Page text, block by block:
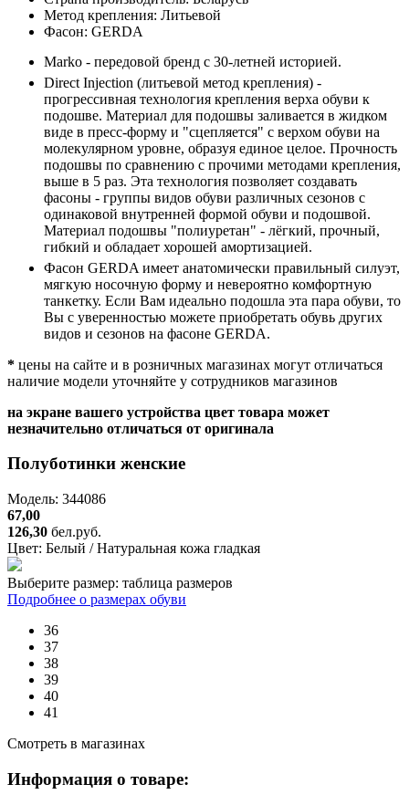
Метод крепления: Литьевой
Фасон: GERDA
Marko - передовой бренд с 30-летней историей.
Direct Injection (литьевой метод крепления) -
прогрессивная технология крепления верха обуви к
подошве. Материал для подошвы заливается в жидком
виде в пресс-форму и "сцепляется" с верхом обуви на
молекулярном уровне, образуя единое целое. Прочность
подошвы по сравнению с прочими методами крепления,
выше в 5 раз. Эта технология позволяет создавать
фасоны - группы видов обуви различных сезонов с
одинаковой внутренней формой обуви и подошвой.
Материал подошвы "полиуретан" - лёгкий, прочный,
гибкий и обладает хорошей амортизацией.
Фасон GERDA имеет анатомически правильный силуэт,
мягкую носочную форму и невероятно комфортную
танкетку. Если Вам идеально подошла эта пара обуви, то
Вы с уверенностью можете приобретать обувь других
видов и сезонов на фасоне GERDA.
* цены на сайте и в розничных магазинах могут отличаться
наличие модели уточняйте у сотрудников магазинов
на экране вашего устройства цвет товара может
незначительно отличаться от оригинала
Полуботинки женские
Модель: 344086
67,00
126,30 бел.руб.
Цвет: Белый / Натуральная кожа гладкая
Выберите размер: таблица размеров
Подробнее о размерах обуви
36
37
38
39
40
41
Смотреть в магазинах
Информация о товаре: